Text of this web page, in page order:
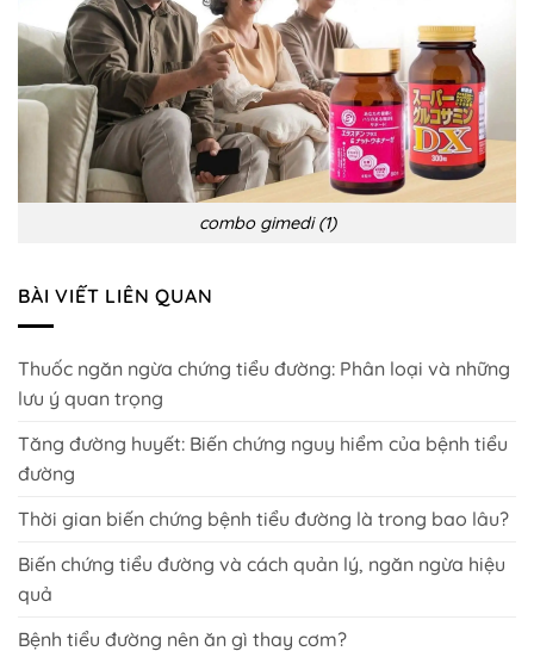
combo gimedi (1)
BÀI VIẾT LIÊN QUAN
Thuốc ngăn ngừa chứng tiểu đường: Phân loại và những
lưu ý quan trọng
Tăng đường huyết: Biến chứng nguy hiểm của bệnh tiểu
đường
Thời gian biến chứng bệnh tiểu đường là trong bao lâu?
Biến chứng tiểu đường và cách quản lý, ngăn ngừa hiệu
quả
Bệnh tiểu đường nên ăn gì thay cơm?